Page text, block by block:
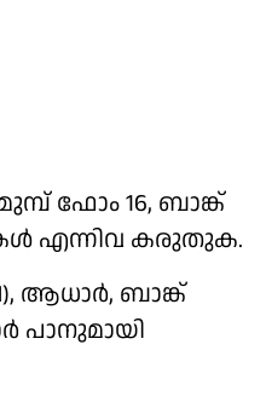
ഫോം 16, ബാങ്ക്
എന്നിവ കരുതുക.
ആധാർ, ബാങ്ക്
പാനുമായി